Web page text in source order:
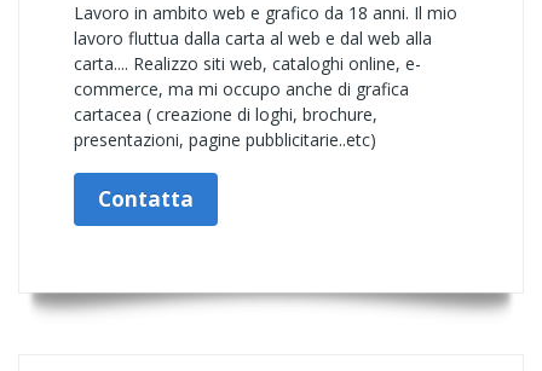
Lavoro in ambito web e grafico da 18 anni. Il mio
lavoro fluttua dalla carta al web e dal web alla
carta.... Realizzo siti web, cataloghi online, e-
commerce, ma mi occupo anche di grafica
cartacea ( creazione di loghi, brochure,
presentazioni, pagine pubblicitarie..etc)
Contatta